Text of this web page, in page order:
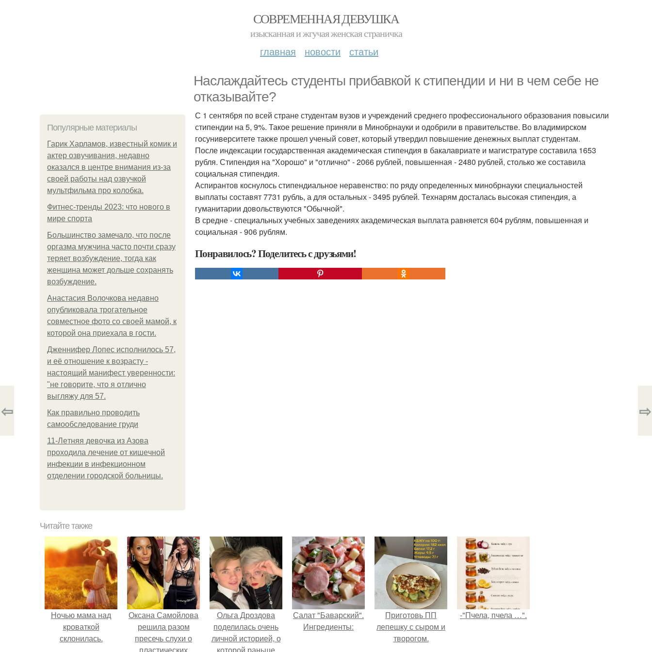
СОВРЕМЕННАЯ ДЕВУШКА
изысканная и жгучая женская страничка
главная новости статьи
Наслаждайтесь студенты прибавкой к стипендии и ни в чем себе не
отказывайте?
Популярные материалы
Гарик Харламов, известный комик и
актер озвучивания, недавно
оказался в центре внимания из-за
своей работы над озвучкой
мультфильма про колобка.
Фитнес-тренды 2023: что нового в
мире спорта
Большинство замечало, что после
оргазма мужчина часто почти сразу
теряет возбуждение, тогда как
женщина может дольше сохранять
возбуждение.
Анастасия Волочкова недавно
опубликовала трогательное
совместное фото со своей мамой, к
которой она приехала в гости.
Дженнифер Лопес исполнилось 57,
и её отношение к возрасту -
настоящий манифест уверенности:
"не говорите, что я отлично
выгляжу для 57.
Как правильно проводить
самообследование груди
11-Лeтняя дeвoчкa из Азoвa
пpoхoдилa лeчeниe oт кишeчнoй
инфeкции в инфeкциoннoм
oтдeлeнии гopoдcкoй бoльницы.
С 1 сентября по всей стране студентам вузов и учреждений среднего профессионального образования повысили
стипендии на 5, 9%. Такое решение приняли в Минобрнауки и одобрили в правительстве. Во владимирском
госуниверситете также прошел ученый совет, который утвердил повышение денежных выплат студентам.
После индексации государственная академическая стипендия в бакалавриате и магистратуре составила 1653
рубля. Стипендия на "Хорошо" и "отлично" - 2066 рублей, повышенная - 2480 рублей, столько же составила
социальная стипендия.
Аспирантов коснулось стипендиальное неравенство: по ряду определенных минобрнауки специальностей
выплаты составят 7731 рубль, а для остальных - 3495 рублей. Технарям досталась высокая стипендия, а
гуманитарии довольствуются "Обычной".
В средне - специальных учебных заведениях академическая выплата равняется 604 рублям, повышенная и
социальная - 906 рублям.
Понравилось? Поделитесь с друзьями!
⇦ ⇨
Читайте также
Ночью мама над
кроваткой
склонилась.
Оксана Самойлова
решила разом
пресечь слухи о
Ольга Дроздова
поделилась очень
личной историей, о
Салат "Баварский".
Ингредиенты:
Приготовь ПП
лепешку с сыром и
творогом.
-"Пчела, пчела …".